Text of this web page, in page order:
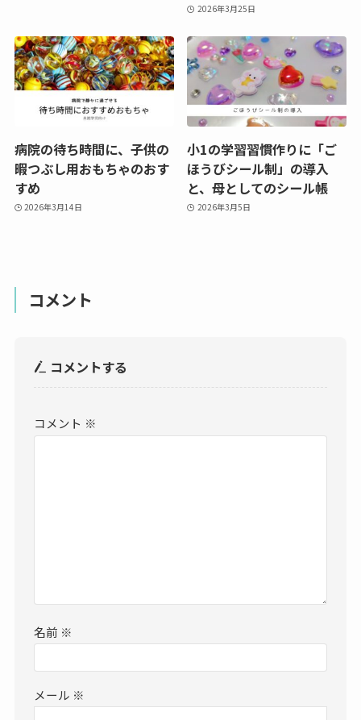
2026年3月25日
病院の待ち時間に、子供の
暇つぶし用おもちゃのおす
すめ
2026年3月14日
小1の学習習慣作りに「ご
ほうびシール制」の導入
と、母としてのシール帳
2026年3月5日
コメント
コメントする
コメント ※
名前 ※
メール ※